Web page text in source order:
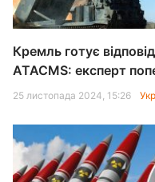
Кремль готує
ATACMS: експерт
25 листопада 2024, 15:26